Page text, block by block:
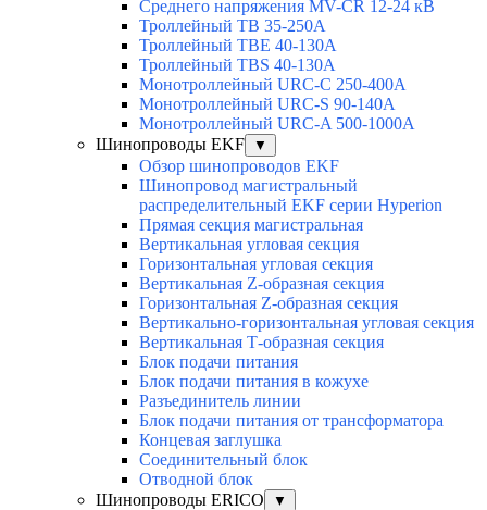
Среднего напряжения MV-CR 12-24 кВ
Троллейный TB 35-250A
Троллейный TBE 40-130A
Троллейный TBS 40-130A
Монотроллейный URC-C 250-400A
Монотроллейный URC-S 90-140A
Монотроллейный URC-A 500-1000A
Шинопроводы EKF
▼
Обзор шинопроводов EKF
Шинопровод магистральный
распределительный EKF серии Hyperion
Прямая секция магистральная
Вертикальная угловая секция
Горизонтальная угловая секция
Вертикальная Z-образная секция
Горизонтальная Z-образная секция
Вертикально-горизонтальная угловая секция
Вертикальная Т-образная секция
Блок подачи питания
Блок подачи питания в кожухе
Разъединитель линии
Блок подачи питания от трансформатора
Концевая заглушка
Соединительный блок
Отводной блок
Шинопроводы ERICO
▼